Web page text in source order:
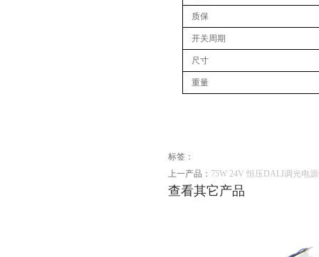
质保
开关周期
尺寸
重量
标签：
上一产品： 75W 24V 恒压DALI调光电
查看其它产品